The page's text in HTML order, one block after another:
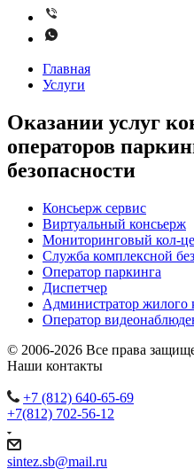
Главная
Услуги
Оказании услуг
операторов
безопасности
Консьерж сервис
Виртуальный консьерж
Мониторинговый кол-
Служба комплексной
Оператор паркинга
Диспетчер
Администратор жилого
Оператор
© 2006-2026 Все права
Наши контакты
+7 (812) 640-65-69
+7(812) 702-56-12
sintez.sb@mail.ru